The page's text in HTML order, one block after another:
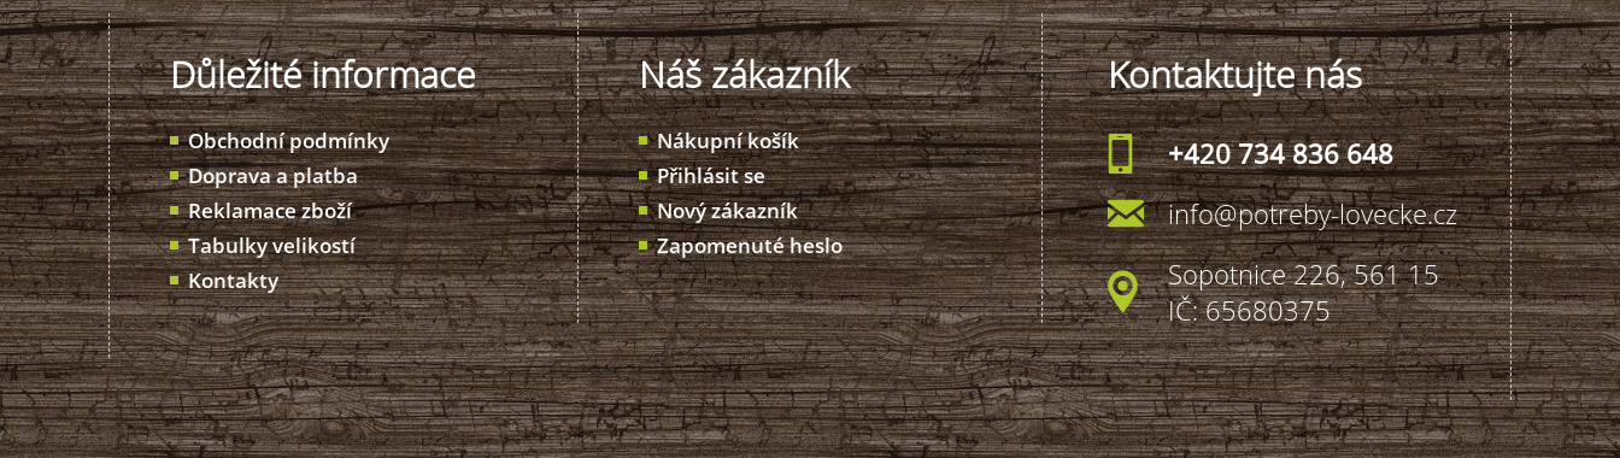
Důležité informace
Obchodní podmínky
Doprava a platba
Reklamace zboží
Tabulky velikostí
Kontakty
Náš zákazník
Nákupní košík
Přihlásit se
Nový zákazník
Zapomenuté heslo
Kontaktujte nás
+420 734 836 648
info@potreby-lovecke.cz
Sopotnice 226, 561 15
IČ: 65680375